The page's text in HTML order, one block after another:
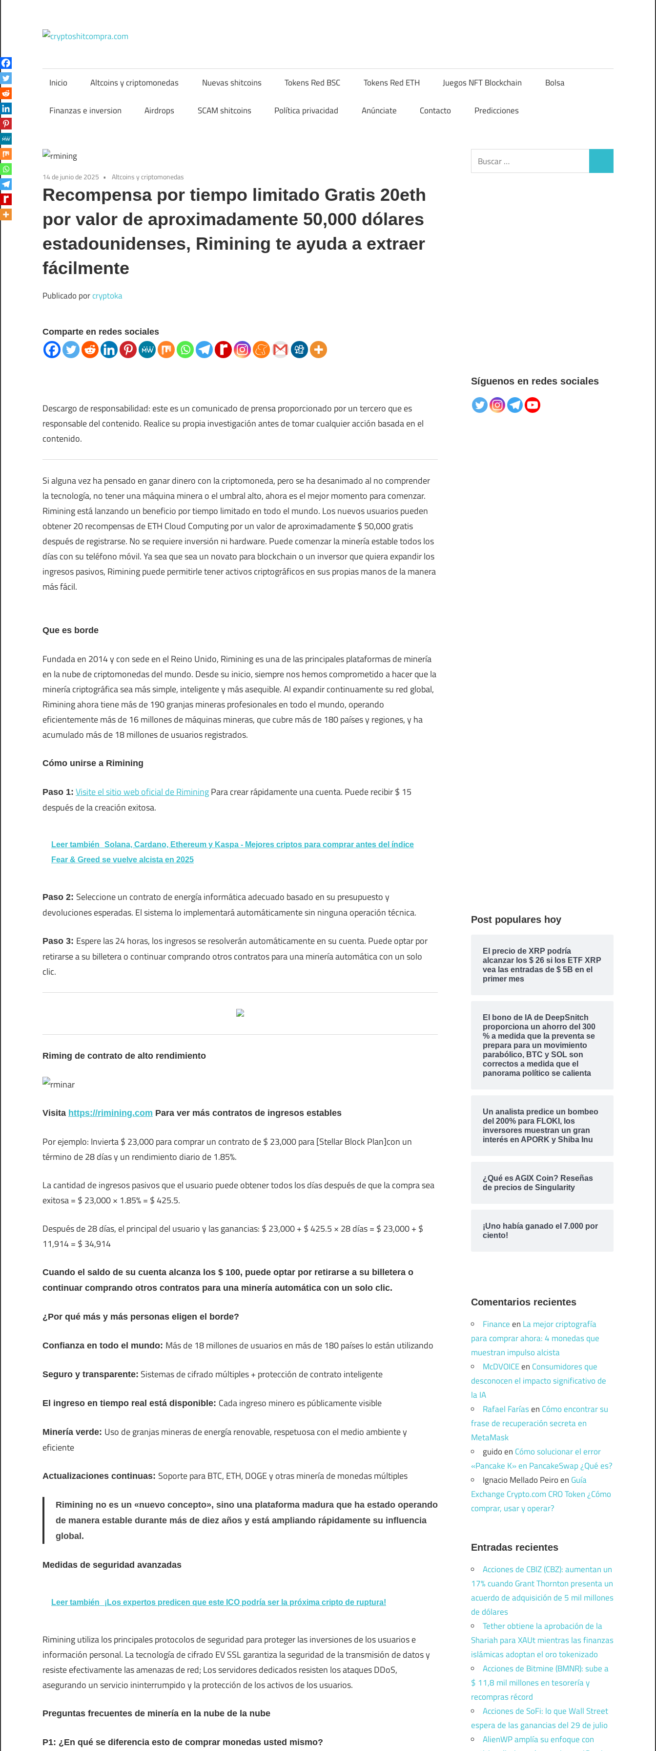
contenido
Inicio Altcoins y criptomonedas Nuevas shitcoins Tokens Red BSC Tokens Red ETH Juegos NFT Blockchain Bolsa
Finanzas e inversion Airdrops SCAM shitcoins Política privacidad Anúnciate Contacto Predicciones
14 de junio de 2025 Altcoins y criptomonedas
Recompensa por tiempo limitado Gratis 20eth
por valor de aproximadamente 50,000 dólares
estadounidenses, Rimining te ayuda a extraer
fácilmente
Publicado porcryptoka
Comparte en redes sociales
Descargo de responsabilidad: este es un comunicado de prensa proporcionado por un tercero que es
responsable del contenido. Realice su propia investigación antes de tomar cualquier acción basada en el
contenido.
Si alguna vez ha pensado en ganar dinero con la criptomoneda, pero se ha desanimado al no comprender
la tecnología, no tener una máquina minera o el umbral alto, ahora es el mejor momento para comenzar.
Rimining está lanzando un beneficio por tiempo limitado en todo el mundo. Los nuevos usuarios pueden
obtener 20 recompensas de ETH Cloud Computing por un valor de aproximadamente $ 50,000 gratis
después de registrarse. No se requiere inversión ni hardware. Puede comenzar la minería estable todos los
días con su teléfono móvil. Ya sea que sea un novato para blockchain o un inversor que quiera expandir los
ingresos pasivos, Rimining puede permitirle tener activos criptográficos en sus propias manos de la manera
más fácil.
Que es borde
Fundada en 2014 y con sede en el Reino Unido, Rimining es una de las principales plataformas de minería
en la nube de criptomonedas del mundo. Desde su inicio, siempre nos hemos comprometido a hacer que la
minería criptográfica sea más simple, inteligente y más asequible. Al expandir continuamente su red global,
Rimining ahora tiene más de 190 granjas mineras profesionales en todo el mundo, operando
eficientemente más de 16 millones de máquinas mineras, que cubre más de 180 países y regiones, y ha
acumulado más de 18 millones de usuarios registrados.
Cómo unirse a Rimining
Paso 1: Visite el sitio web oficial de RiminingPara crear rápidamente una cuenta. Puede recibir $ 15
después de la creación exitosa.
Leer también
Solana, Cardano, Ethereum y Kaspa - Mejores criptos para comprar antes del índice
Fear & Greed se vuelve alcista en 2025
Paso 2: Seleccione un contrato de energía informática adecuado basado en su presupuesto y
devoluciones esperadas. El sistema lo implementará automáticamente sin ninguna operación técnica.
Paso 3: Espere las 24 horas, los ingresos se resolverán automáticamente en su cuenta. Puede optar por
retirarse a su billetera o continuar comprando otros contratos para una minería automática con un solo
clic.
Riming de contrato de alto rendimiento
Visita https://rimining.com Para ver más contratos de ingresos estables
Por ejemplo: Invierta $ 23,000 para comprar un contrato de $ 23,000 para [Stellar Block Plan]con un
término de 28 días y un rendimiento diario de 1.85%.
La cantidad de ingresos pasivos que el usuario puede obtener todos los días después de que la compra sea
exitosa = $ 23,000 × 1.85% = $ 425.5.
Después de 28 días, el principal del usuario y las ganancias: $ 23,000 + $ 425.5 × 28 días = $ 23,000 + $
11,914 = $ 34,914
Cuando el saldo de su cuenta alcanza los $ 100, puede optar por retirarse a su billetera o
continuar comprando otros contratos para una minería automática con un solo clic.
¿Por qué más y más personas eligen el borde?
Confianza en todo el mundo: Más de 18 millones de usuarios en más de 180 países lo están utilizando
Seguro y transparente: Sistemas de cifrado múltiples + protección de contrato inteligente
El ingreso en tiempo real está disponible: Cada ingreso minero es públicamente visible
Minería verde: Uso de granjas mineras de energía renovable, respetuosa con el medio ambiente y
eficiente
Actualizaciones continuas: Soporte para BTC, ETH, DOGE y otras minería de monedas múltiples
Rimining no es un «nuevo concepto», sino una plataforma madura que ha estado operando
de manera estable durante más de diez años y está ampliando rápidamente su influencia
global.
Medidas de seguridad avanzadas
Leer también ¡Los expertos predicen que este ICO podría ser la próxima cripto de ruptura!
Rimining utiliza los principales protocolos de seguridad para proteger las inversiones de los usuarios e
información personal. La tecnología de cifrado EV SSL garantiza la seguridad de la transmisión de datos y
resiste efectivamente las amenazas de red; Los servidores dedicados resisten los ataques DDoS,
asegurando un servicio ininterrumpido y la protección de los activos de los usuarios.
Preguntas frecuentes de minería en la nube de la nube
P1: ¿En qué se diferencia esto de comprar monedas usted mismo?
Buscar:
Síguenos en redes sociales
Post populares hoy
El precio de XRP podría
alcanzar los $ 26 si los ETF XRP
vea las entradas de $ 5B en el
primer mes
El bono de IA de DeepSnitch
proporciona un ahorro del 300
% a medida que la preventa se
prepara para un movimiento
parabólico, BTC y SOL son
correctos a medida que el
panorama político se calienta
Un analista predice un bombeo
del 200% para FLOKI, los
inversores muestran un gran
interés en APORK y Shiba Inu
¿Qué es AGIX Coin? Reseñas
de precios de Singularity
¡Uno había ganado el 7.000 por
ciento!
Comentarios recientes
Financeen La mejor criptografía
para comprar ahora: 4 monedas que
muestran impulso alcista
McDVOICEen Consumidores que
desconocen el impacto significativo de
la IA
Rafael Faríasen Cómo encontrar su
frase de recuperación secreta en
MetaMask
guidoen Cómo solucionar el error
«Pancake K» en PancakeSwap ¿Qué es?
Ignacio Mellado Peiroen Guía
Exchange Crypto.com CRO Token ¿Cómo
comprar, usar y operar?
Entradas recientes
Acciones de CBIZ (CBZ): aumentan un
17% cuando Grant Thornton presenta un
acuerdo de adquisición de 5 mil millones
de dólares
Tether obtiene la aprobación de la
Shariah para XAUt mientras las finanzas
islámicas adoptan el oro tokenizado
Acciones de Bitmine (BMNR): sube a
$ 11,8 mil millones en tesorería y
recompras récord
Acciones de SoFi: lo que Wall Street
espera de las ganancias del 29 de julio
AlienWP amplía su enfoque con